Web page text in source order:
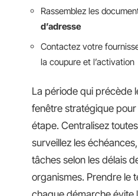
Rassemblez les
d’adresse
Contactez votre
la coupure et l’activation
La période qui précède
fenêtre stratégique pour
étape. Centralisez
surveillez les
tâches selon les délais
organismes. Prendre le